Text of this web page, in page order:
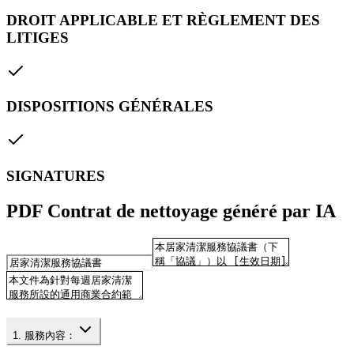
DROIT APPLICABLE ET RÈGLEMENT DES
LITIGES
DISPOSITIONS GÉNÉRALES
SIGNATURES
PDF Contrat de nettoyage généré par IA
1. 服務內容：